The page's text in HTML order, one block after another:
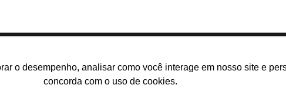
o desempenho, analisar como você interage em nosso site e
concorda com o uso de cookies.